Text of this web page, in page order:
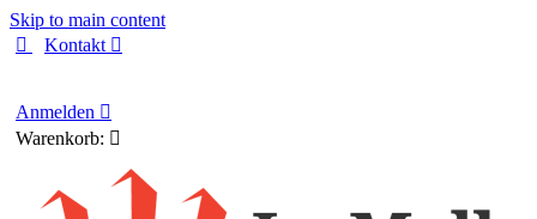
Skip to main content

Kontakt 
Anmelden 
Warenkorb: 